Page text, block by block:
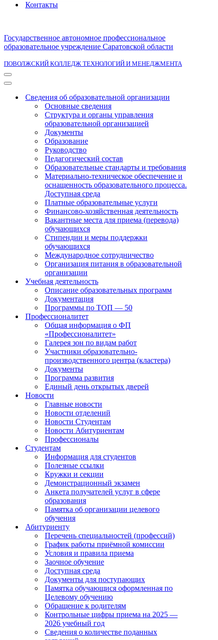
Контакты
Государственное автономное профессиональное
образовательное учреждение Саратовской области
ПОВОЛЖСКИЙ КОЛЛЕДЖ ТЕХНОЛОГИЙ И МЕНЕДЖМЕНТА
Меню
навигации
Меню
навигацииСведения об образовательной организации
Основные сведения
Структура и органы управления
образовательной организацией
Документы
Образование
Руководство
Педагогический состав
Образовательные стандарты и требования
Материально-техническое обеспечение и
оснащенность образовательного процесса.
Доступная среда
Платные образовательные услуги
Финансово-хозяйственная деятельность
Вакантные места для приема (перевода)
обучающихся
Стипендии и меры поддержки
обучающихся
Международное сотрудничество
Организация питания в образовательной
организации
Учебная деятельность
Описание образовательных программ
Документация
Программы по ТОП — 50
Профессионалитет
Общая информация о ФП
«Профессионалитет»
Галерея зон по видам работ
Участники образовательно-
производственного центра (кластера)
Документы
Программа развития
Единый день открытых дверей
Новости
Главные новости
Новости отделений
Новости Студентам
Новости Абитуриентам
Профессионалы
Студентам
Информация для студентов
Полезные ссылки
Кружки и секции
Демонстрационный экзамен
Анкета получателей услуг в сфере
образования
Памятка об организации целевого
обучения
Абитуриенту
Перечень специальностей (профессий)
График работы приёмной комиссии
Условия и правила приема
Заочное обучение
Доступная среда
Документы для поступающих
Памятка обучающися оформленная по
Целевому обучению
Обращение к родителям
Контрольные цифры приема на 2025 —
2026 учебный год
Сведения о количестве поданных